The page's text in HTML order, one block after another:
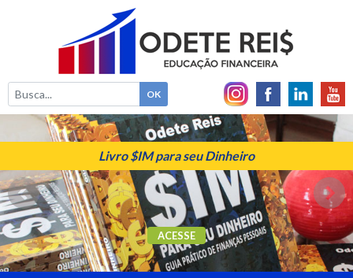
Livro $IM para seu Dinheiro
ACESSE